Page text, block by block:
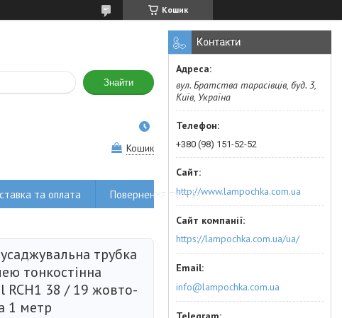
Кошик
Знайти
Кошик
та оплата Повернення товару
трубка
тонкостінна
RCH1 38 / 19 жовто-
1 метр
Контакти
вул. Братства тарасівців, буд. 3,
Київ, Україна
+380 (98) 151-52-52
http://www.lampochka.com.ua
https://lampochka.com.ua/ua/
info@lampochka.com.ua